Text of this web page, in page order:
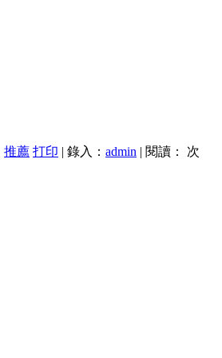
推薦 打印 | 錄入： admin | 閱讀： 次